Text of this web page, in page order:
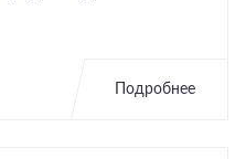
Подробнее